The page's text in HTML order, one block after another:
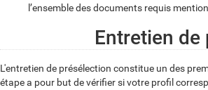
l’ensemble des documents requis
Entretien de
L'entretien de présélection constitue un des
étape a pour but de vérifier si votre profil